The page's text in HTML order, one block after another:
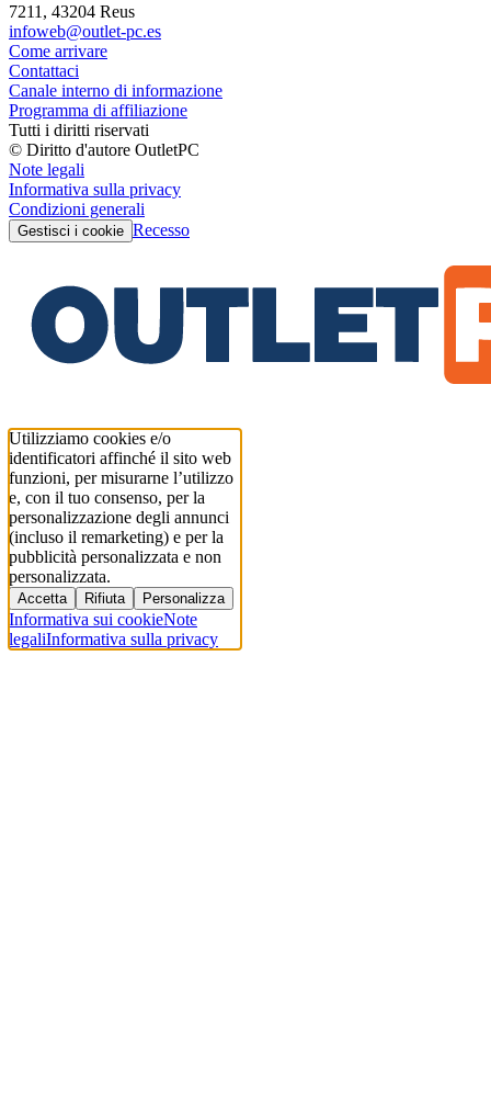
7211, 43204 Reus
infoweb@outlet-pc.es
Come arrivare
Contattaci
Canale interno di informazione
Programma di affiliazione
Tutti i diritti riservati
© Diritto d'autore OutletPC
Note legali
Informativa sulla privacy
Condizioni generali
Gestisci i cookie Recesso
Utilizziamo cookies e/o
identificatori affinché il sito web
funzioni, per misurarne l’utilizzo
e, con il tuo consenso, per la
personalizzazione degli annunci
(incluso il remarketing) e per la
pubblicità personalizzata e non
personalizzata.
Accetta Rifiuta Personalizza
Informativa sui cookieNote
legaliInformativa sulla privacy